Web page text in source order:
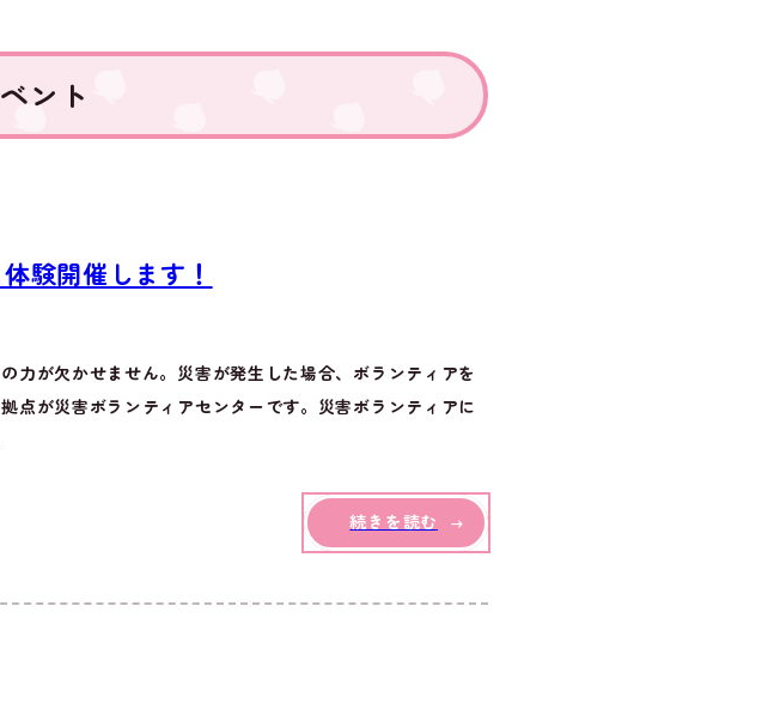
ント
験開催します！
力が欠かせません。災害が発生した場合、ボランティアを
点が災害ボランティアセンターです。災害ボランティアに
続きを読む